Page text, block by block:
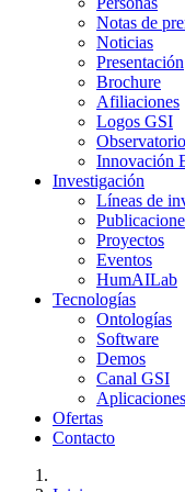
Notas de
Noticias
Presentación
Brochure
Afiliaciones
Logos GSI
Innovación
Investigación
Líneas de
Proyectos
Eventos
HumAILab
Tecnologías
Ontologías
Software
Demos
Canal GSI
Ofertas
Contacto